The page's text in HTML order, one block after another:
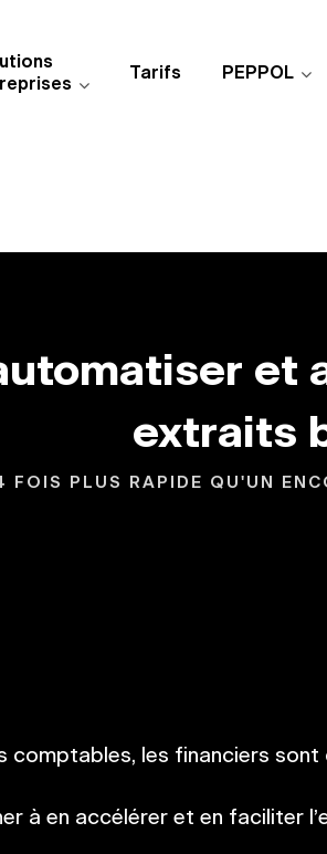
Tarifs PEPPOL
et
extraits
FOIS PLUS RAPIDE QU'UN
comptables, les financiers
à en accélérer et en faciliter